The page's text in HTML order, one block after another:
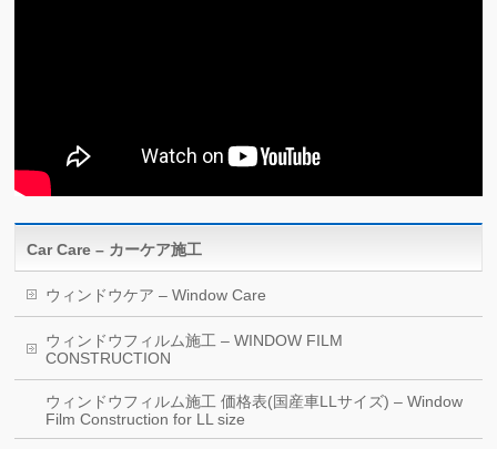
Car Care – カーケア施工
ウィンドウケア – Window Care
ウィンドウフィルム施工 – WINDOW FILM
CONSTRUCTION
ウィンドウフィルム施工 価格表(国産車LLサイズ) – Window
Film Construction for LL size